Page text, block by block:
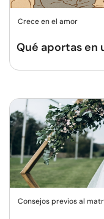
Crece en el amor
Qué aportas en
Consejos previos al